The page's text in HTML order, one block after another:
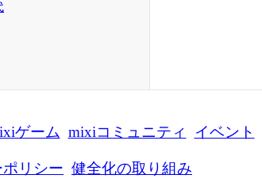
ゲーム mixiコミュニティ イベント
リシー 健全化の取り組み